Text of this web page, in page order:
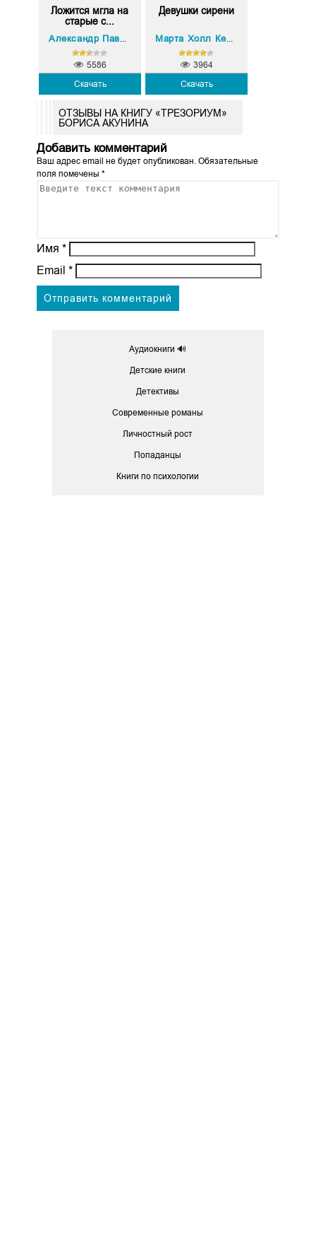
Ложится мгла на
старые с...
Александр Павлович Чудаков
Скачать
5586
Девушки сирени
Марта Холл Келли
Скачать
3964
ОТЗЫВЫ НА КНИГУ «ТРЕЗОРИУМ»
БОРИСА АКУНИНА
Добавить комментарий
Ваш адрес email не будет опубликован.Обязательные
поля помечены *
Имя *
Email *
Аудиокниги 🔊
Детские книги
Детективы
Современные романы
Личностный рост
Попаданцы
Книги по психологии